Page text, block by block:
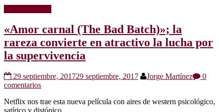
«Amor carnal (The Bad Batch)»; la
rareza convierte en atractivo la lucha por
la supervivencia
29 septiembre, 201729 septiembre, 2017 Jorge Martínez
0
comentarios
Netflix nos trae esta nueva película con aires de western psicológico,